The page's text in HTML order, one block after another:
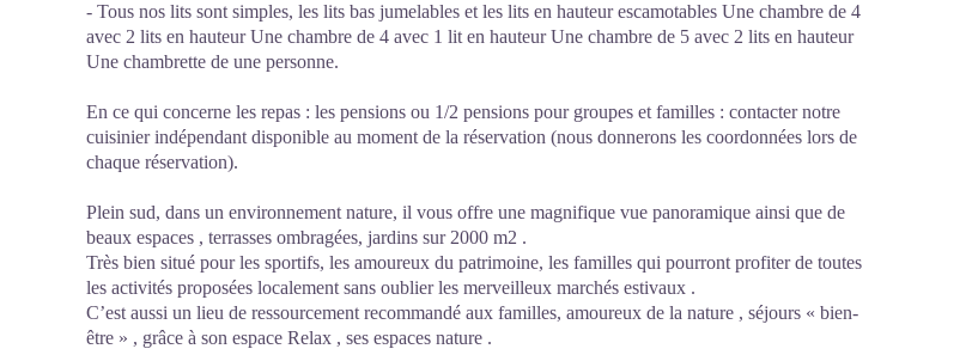
- Tous nos lits sont simples, les lits bas jumelables et les lits en hauteur escamotables Une chambre de 4
avec 2 lits en hauteur Une chambre de 4 avec 1 lit en hauteur Une chambre de 5 avec 2 lits en hauteur
Une chambrette de une personne.
En ce qui concerne les repas : les pensions ou 1/2 pensions pour groupes et familles : contacter notre
cuisinier indépendant disponible au moment de la réservation (nous donnerons les coordonnées lors de
chaque réservation).
Plein sud, dans un environnement nature, il vous offre une magnifique vue panoramique ainsi que de
beaux espaces , terrasses ombragées, jardins sur 2000 m2 .
Très bien situé pour les sportifs, les amoureux du patrimoine, les familles qui pourront profiter de toutes
les activités proposées localement sans oublier les merveilleux marchés estivaux .
C’est aussi un lieu de ressourcement recommandé aux familles, amoureux de la nature , séjours « bien-
être » , grâce à son espace Relax , ses espaces nature .